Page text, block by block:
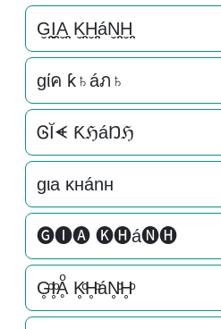
G̬̤̯I̬̤̯A̬̤̯ K̬̤̯H̬̤̯áN̬̤̯H̬̤̯
gίค ƙ♄áภ♄
ᎶĬᗛ ƘℌáŊℌ
gιa ĸнánн
🅖🅘🅐 🅚🅗á🅝🅗
G̥ͦI̥ͦḀͦ K̥ͦH̥ͦáN̥ͦH̥ͦ